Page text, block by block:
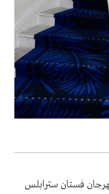
مهرجان فستان سترابلس